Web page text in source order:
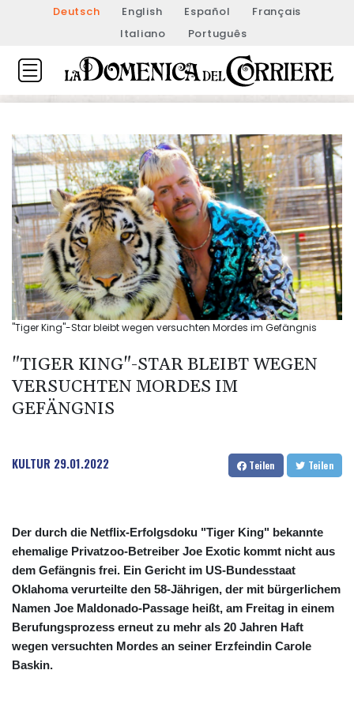
Deutsch English Español
Français
Italiano
Português
"Tiger King"-Star bleibt wegen versuchten Mordes im Gefängnis
"TIGER KING"-STAR BLEIBT WEGEN
VERSUCHTEN MORDES IM
GEFÄNGNIS
KULTUR 29.01.2022 Teilen Teilen
Der durch die Netflix-Erfolgsdoku "Tiger King" bekannte
ehemalige Privatzoo-Betreiber Joe Exotic kommt nicht aus
dem Gefängnis frei. Ein Gericht im US-Bundesstaat
Oklahoma verurteilte den 58-Jährigen, der mit bürgerlichem
Namen Joe Maldonado-Passage heißt, am Freitag in einem
Berufungsprozess erneut zu mehr als 20 Jahren Haft
wegen versuchten Mordes an seiner Erzfeindin Carole
Baskin.